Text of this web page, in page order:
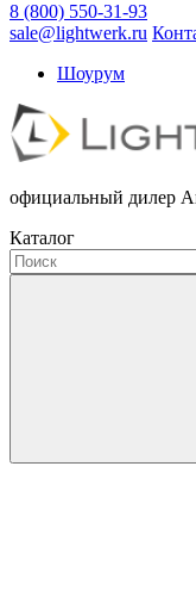
8 (800) 550-31-93
sale@lightwerk.ru
Шоурум
официальный дилер
Каталог